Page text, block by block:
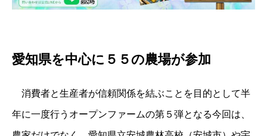
愛知県を中心に５５の農場が参加
消費者と生産者が信頼関係を結ぶことを目的として半
年に一度行うオープンファームの第５弾となる今回は、